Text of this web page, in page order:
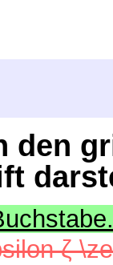
den
ζ